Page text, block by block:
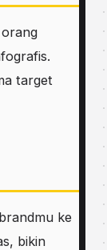
target
ke
bikin